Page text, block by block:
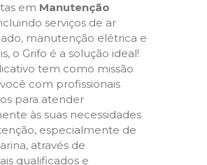
em Manutenção
serviços de ar
manutenção elétrica e
o Grifo é a solução ideal!
tem como missão
com profissionais
para atender
às suas necessidades
especialmente de
através de
qualificados e